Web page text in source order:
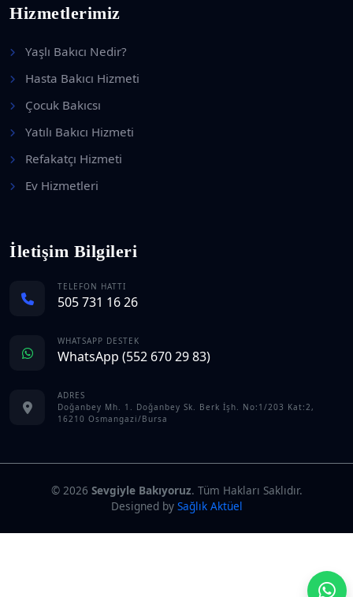
Hizmetlerimiz
Yaşlı Bakıcı Nedir?
Hasta Bakıcı Hizmeti
Çocuk Bakıcsı
Yatılı Bakıcı Hizmeti
Refakatçı Hizmeti
Ev Hizmetleri
İletişim Bilgileri
TELEFON HATTI
505 731 16 26
WHATSAPP DESTEK
WhatsApp (552 670 29 83)
ADRES
Doğanbey Mh. 1. Doğanbey Sk. Berk İşh. No:1/203 Kat:2,
16210 Osmangazi/Bursa
© 2026 Sevgiyle Bakıyoruz. Tüm Hakları Saklıdır.
Designed by Sağlık Aktüel